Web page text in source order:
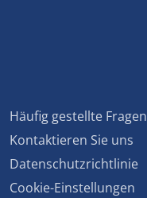
Häufig gestellte Fragen
Kontaktieren Sie uns
Datenschutzrichtlinie
Cookie-Einstellungen